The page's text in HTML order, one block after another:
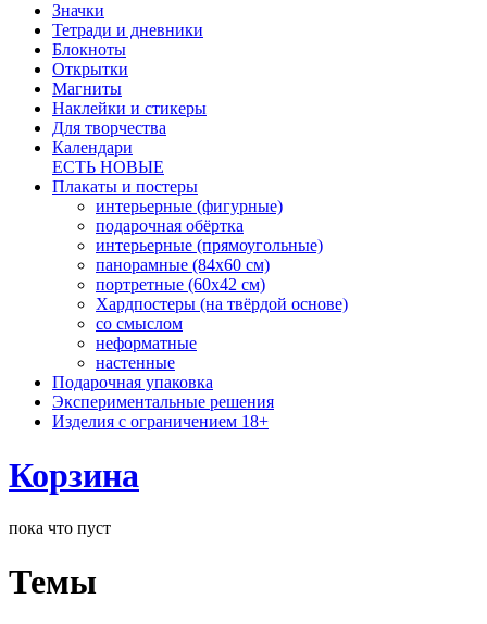
Значки
Тетради и дневники
Блокноты
Открытки
Магниты
Наклейки и стикеры
Для творчества
Календари
ЕСТЬ НОВЫЕ
Плакаты и постеры
интерьерные (фигурные)
подарочная обёртка
интерьерные (прямоугольные)
панорамные (84х60 см)
портретные (60х42 см)
Хардпостеры (на твёрдой основе)
со смыслом
неформатные
настенные
Подарочная упаковка
Экспериментальные решения
Изделия с ограничением 18+
Корзина
пока что пуст
Темы